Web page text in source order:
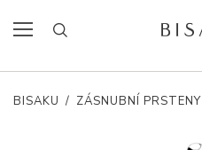
BISAKU / ZÁSNUBNÍ PRSTENY